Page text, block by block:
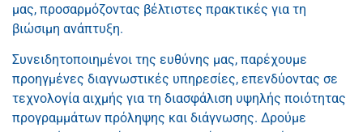
μας, προσαρμόζοντας βέλτιστες πρακτικές για τη
βιώσιμη ανάπτυξη.
Συνειδητοποιημένοι της ευθύνης μας, παρέχουμε
προηγμένες διαγνωστικές υπηρεσίες, επενδύοντας σε
τεχνολογία αιχμής για τη διασφάλιση υψηλής ποιότητας
προγραμμάτων πρόληψης και διάγνωσης. Δρούμε